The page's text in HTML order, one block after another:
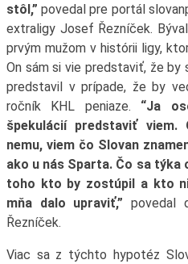
stôl,” povedal pre portál
extraligy Josef Řezníček.
prvým mužom v histórii ligy,
On sám si vie predstaviť, že by
predstavil v prípade, že by
ročník KHL peniaze. “Ja
špekulácií predstaviť
nemu, viem čo Slovan
ako u nás Sparta. Čo sa
toho kto by zostúpil a kto
mňa dalo upraviť,” povedal
Řezníček.
Viac sa z týchto hypotéz